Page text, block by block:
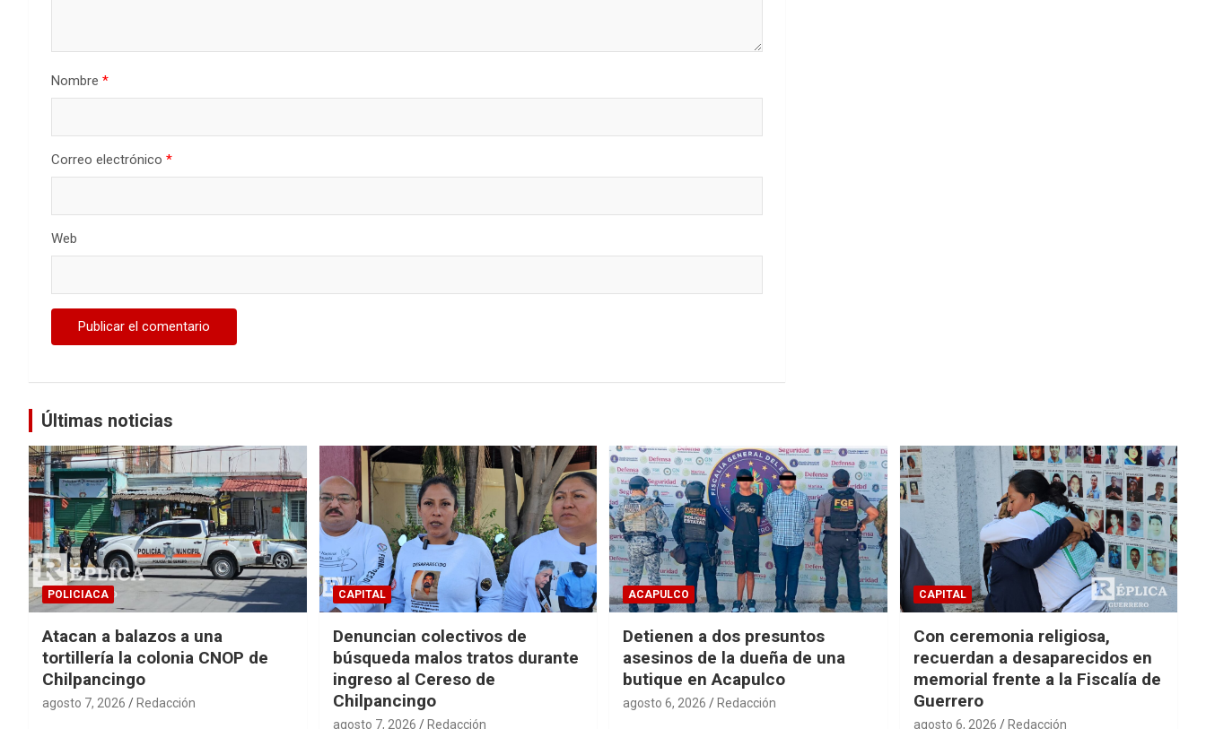
Nombre *
Correo electrónico *
Web
Últimas noticias
POLICIACA
Atacan a balazos a una
tortillería la colonia CNOP de
Chilpancingo
agosto 7, 2026 Redacción
CAPITAL
Denuncian colectivos de
búsqueda malos tratos durante
ingreso al Cereso de
Chilpancingo
agosto 7, 2026 Redacción
ACAPULCO
Detienen a dos presuntos
asesinos de la dueña de una
butique en Acapulco
agosto 6, 2026 Redacción
CAPITAL
Con ceremonia religiosa,
recuerdan a desaparecidos en
memorial frente a la Fiscalía de
Guerrero
agosto 6, 2026 Redacción